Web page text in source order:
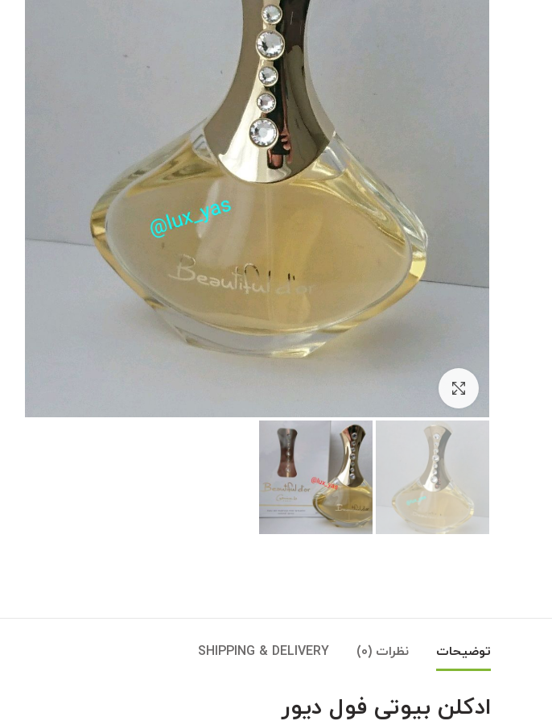
توضیحات نظرات (0) SHIPPING & DELIVERY
ادکلن بیوتی فول دیور